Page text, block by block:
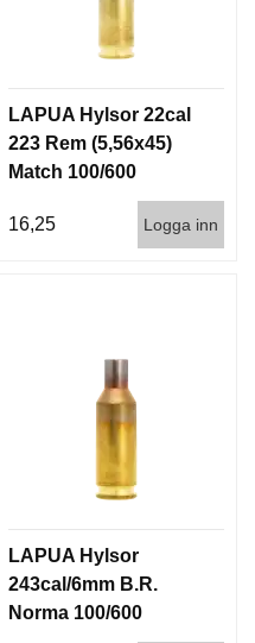
LAPUA Hylsor 22cal
223 Rem (5,56x45)
Match 100/600
16,25 Logga inn
LAPUA Hylsor
243cal/6mm B.R.
Norma 100/600